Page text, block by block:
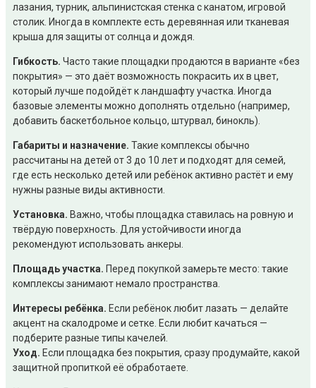
лазания, турник, альпинистская стенка с канатом, игровой
столик. Иногда в комплекте есть деревянная или тканевая
крыша для защиты от солнца и дождя.
Гибкость. Часто такие площадки продаются в варианте «без
покрытия» — это даёт возможность покрасить их в цвет,
который лучше подойдёт к ландшафту участка. Иногда
базовые элементы можно дополнять отдельно (например,
добавить баскетбольное кольцо, штурвал, бинокль).
Габариты и назначение. Такие комплексы обычно
рассчитаны на детей от 3 до 10 лет и подходят для семей,
где есть несколько детей или ребёнок активно растёт и ему
нужны разные виды активности.
Установка. Важно, чтобы площадка ставилась на ровную и
твёрдую поверхность. Для устойчивости иногда
рекомендуют использовать анкеры.
Площадь участка. Перед покупкой замерьте место: такие
комплексы занимают немало пространства.
Интересы ребёнка. Если ребёнок любит лазать — делайте
акцент на скалодроме и сетке. Если любит качаться —
подберите разные типы качелей.
Уход. Если площадка без покрытия, сразу продумайте, какой
защитной пропиткой её обработаете.